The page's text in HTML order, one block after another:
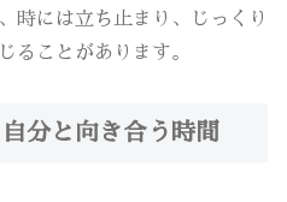
時には立ち止まり、じっくり
ることがあります。
分と向き合う時間